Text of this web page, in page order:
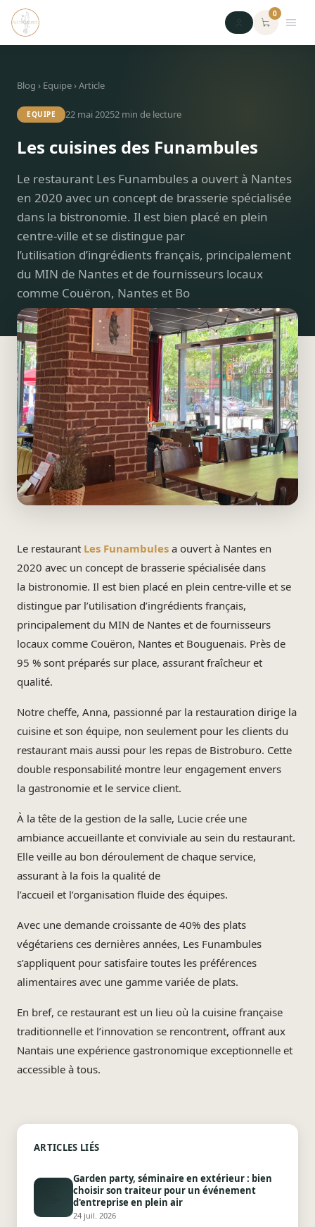
0
Blog › Equipe› Article
EQUIPE 22 mai 20252 min de lecture
Les cuisines des Funambules
Le restaurant Les Funambules a ouvert à Nantes
en 2020 avec un concept de brasserie spécialisée
dans la bistronomie. Il est bien placé en plein
centre-ville et se distingue par
l’utilisation d’ingrédients français, principalement
du MIN de Nantes et de fournisseurs locaux
comme Couëron, Nantes et Bo
Le restaurant Les Funambules a ouvert à Nantes en
2020 avec un concept de brasserie spécialisée dans
la bistronomie. Il est bien placé en plein centre-ville et se
distingue par l’utilisation d’ingrédients français,
principalement du MIN de Nantes et de fournisseurs
locaux comme Couëron, Nantes et Bouguenais. Près de
95 % sont préparés sur place, assurant fraîcheur et
qualité.
Notre cheffe, Anna, passionné par la restauration dirige la
cuisine et son équipe, non seulement pour les clients du
restaurant mais aussi pour les repas de Bistroburo. Cette
double responsabilité montre leur engagement envers
la gastronomie et le service client.
À la tête de la gestion de la salle, Lucie crée une
ambiance accueillante et conviviale au sein du restaurant.
Elle veille au bon déroulement de chaque service,
assurant à la fois la qualité de
l’accueil et l’organisation fluide des équipes.
Avec une demande croissante de 40% des plats
végétariens ces dernières années, Les Funambules
s’appliquent pour satisfaire toutes les préférences
alimentaires avec une gamme variée de plats.
En bref, ce restaurant est un lieu où la cuisine française
traditionnelle et l’innovation se rencontrent, offrant aux
Nantais une expérience gastronomique exceptionnelle et
accessible à tous.
ARTICLES LIÉS
Garden party, séminaire en extérieur : bien
choisir son traiteur pour un événement
d'entreprise en plein air
24 juil. 2026